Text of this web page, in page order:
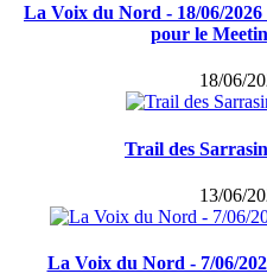
La Voix du Nord - 18/06/
pour le
18/06/
Trail des
13/06/
La Voix du Nord - 7/06/